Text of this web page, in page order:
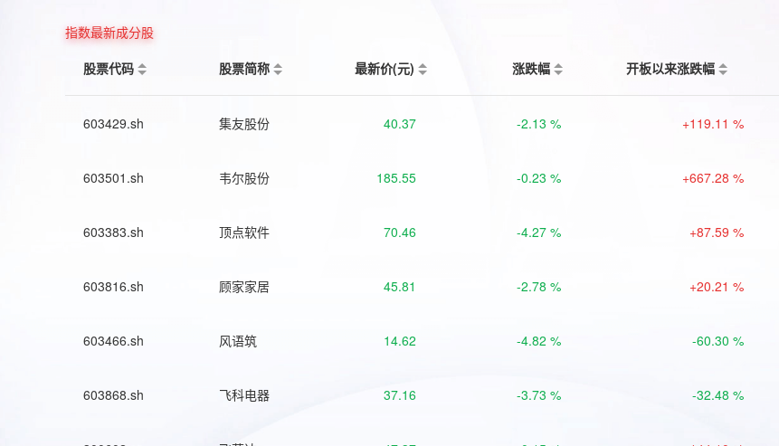
指数最新成分股
股票代码
股票简称 最新价(元) 涨跌幅 开板以来涨跌幅
603429.sh 集友股份 40.37 -2.13 % +119.11 %
603501.sh 韦尔股份 185.55 -0.23 % +667.28 %
603383.sh 顶点软件 70.46 -4.27 % +87.59 %
603816.sh 顾家家居 45.81 -2.78 % +20.21 %
603466.sh 风语筑 14.62 -4.82 % -60.30 %
603868.sh 飞科电器 37.16 -3.73 % -32.48 %